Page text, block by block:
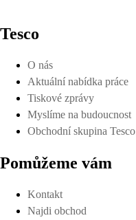
Tesco
O nás
Aktuální nabídka práce
Tiskové zprávy
Myslíme na budoucnost
Obchodní skupina Tesco
Pomůžeme vám
Kontakt
Najdi obchod